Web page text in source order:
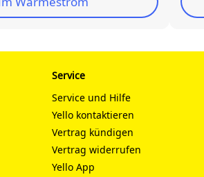
Service
Service und Hilfe
Yello kontaktieren
Vertrag kündigen
Vertrag widerrufen
Yello App